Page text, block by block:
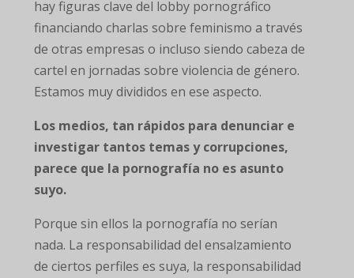
hay figuras clave del lobby pornográfico
financiando charlas sobre feminismo a través
de otras empresas o incluso siendo cabeza de
cartel en jornadas sobre violencia de género.
Estamos muy divididos en ese aspecto.
Los medios, tan rápidos para denunciar e
investigar tantos temas y corrupciones,
parece que la pornografía no es asunto
suyo.
Porque sin ellos la pornografía no serían
nada. La responsabilidad del ensalzamiento
de ciertos perfiles es suya, la responsabilidad